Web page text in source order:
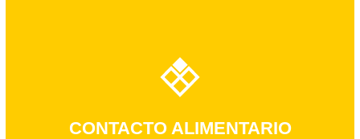
CONTACTO ALIMENTARIO